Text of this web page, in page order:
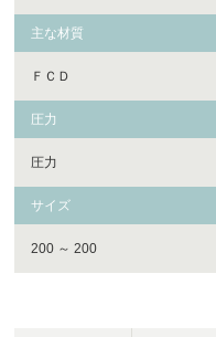
主な材質
ＦＣＤ
圧力
圧力
サイズ
200 ～ 200